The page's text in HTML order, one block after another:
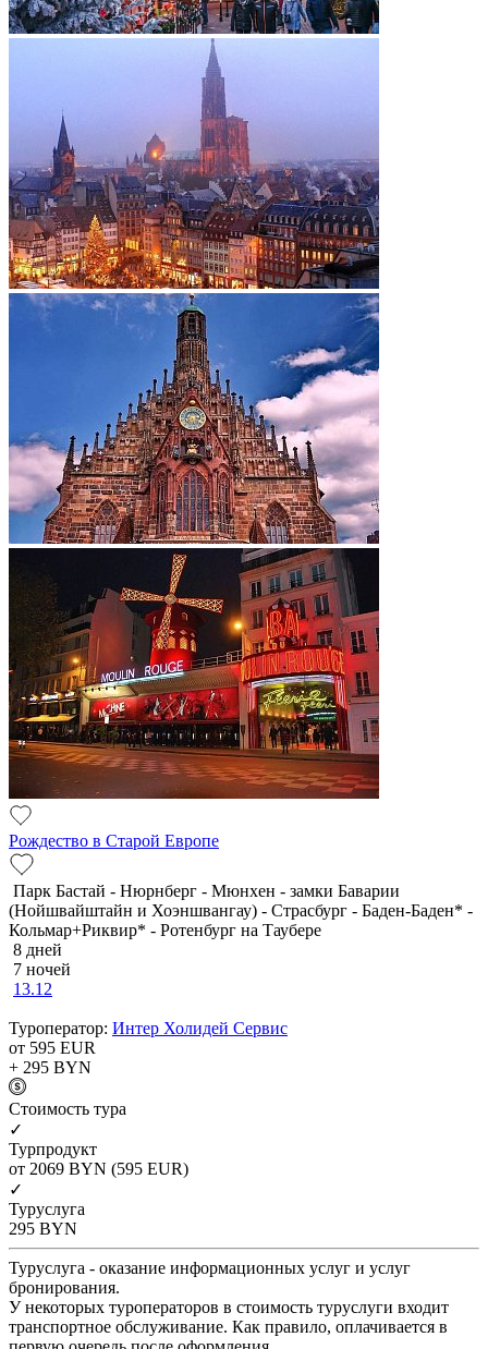
Рождество в Старой Европе
Парк Бастай - Нюрнберг - Мюнхен - замки Баварии
(Нойшвайштайн и Хоэншвангау) - Страсбург - Баден-Баден* -
Кольмар+Риквир* - Ротенбург на Таубере
8 дней
7 ночей
13.12
Туроператор: Интер Холидей Сервис
от 595 EUR
+ 295 BYN
Cтоимость тура
✓
Турпродукт
от 2069 BYN (595 EUR)
✓
Туруслуга
295 BYN
Туруслуга - оказание информационных услуг и услуг
бронирования.
У некоторых туроператоров в стоимость туруслуги входит
транспортное обслуживание. Как правило, оплачивается в